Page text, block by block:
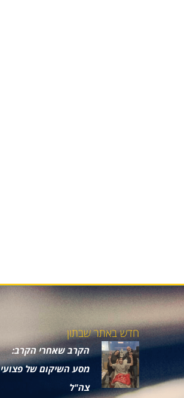
חדש באתר שבתון
הקרב שאחרי הקרב:
מסע השיקום של פצועי
צה"ל